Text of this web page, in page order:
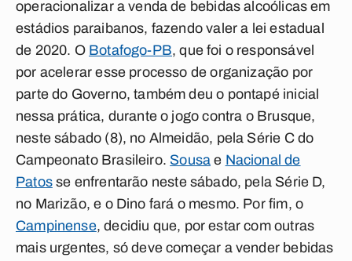
operacionalizar a venda de bebidas alcoólicas em
estádios paraibanos, fazendo valer a lei estadual
de 2020. O Botafogo-PB, que foi o responsável
por acelerar esse processo de organização por
parte do Governo, também deu o pontapé inicial
nessa prática, durante o jogo contra o Brusque,
neste sábado (8), no Almeidão, pela Série C do
Campeonato Brasileiro. Sousa e Nacional de
Patosse enfrentarão neste sábado, pela Série D,
no Marizão, e o Dino fará o mesmo. Por fim, o
Campinense, decidiu que, por estar com outras
mais urgentes, só deve começar a vender bebidas